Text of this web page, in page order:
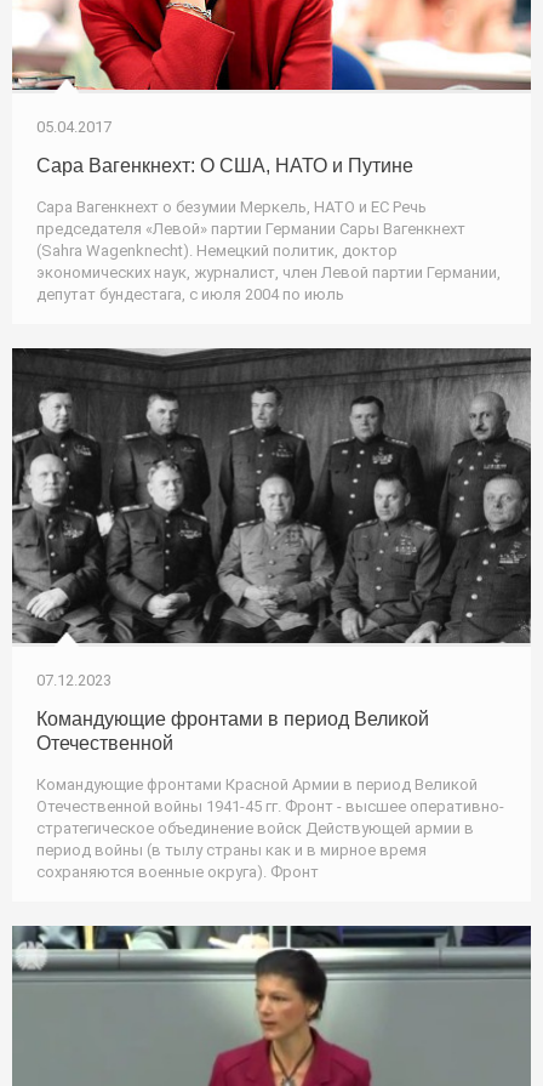
05.04.2017
Сара Вагенкнехт: О США, НАТО и Путине
Сара Вагенкнехт о безумии Меркель, НАТО и ЕС Речь
председателя «Левой» партии Германии Сары Вагенкнехт
(Sahra Wagenknecht). Немецкий политик, доктор
экономических наук, журналист, член Левой партии Германии,
депутат бундестага, с июля 2004 по июль
07.12.2023
Командующие фронтами в период Великой
Отечественной
Командующие фронтами Красной Армии в период Великой
Отечественной войны 1941-45 гг. Фронт - высшее оперативно-
стратегическое объединение войск Действующей армии в
период войны (в тылу страны как и в мирное время
сохраняются военные округа). Фронт